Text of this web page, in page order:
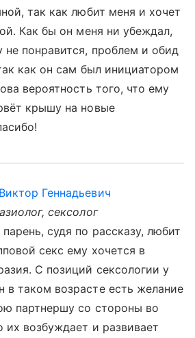
так как любит меня и хочет
Как бы он меня ни убеждал,
не понравится, проблем и обид
как он сам был инициатором
вероятность того, что ему
крышу на новые
Геннадьевич
сексолог
судя по рассказу, любит
секс ему хочется в
С позиций сексологии у
в таком возрасте есть желание
партнершу со стороны во
возбуждает и развивает